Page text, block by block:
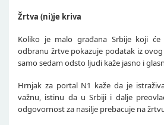
Žrtva (ni)je kriva
Koliko je malo građana Srbije koji
odbranu žrtve pokazuje podatak iz
samo sedam odsto ljudi kaže jasno i
Hrnjak za portal N1 kaže da je
važnu, istinu da u Srbiji i dalje
odgovornost za nasilje prebacuje na